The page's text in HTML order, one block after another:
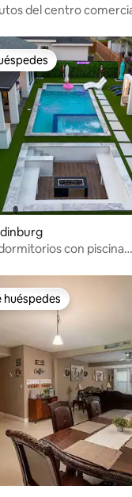
del centro
con piscina
preferido
huéspedes